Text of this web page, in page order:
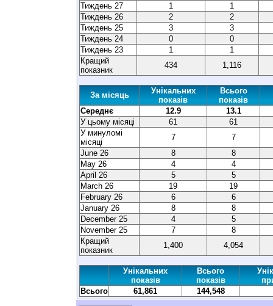
Тиждень 27
1
1
Тиждень 26
2
2
Тиждень 25
3
3
Тиждень 24
0
0
Тиждень 23
1
1
Кращий
показник
434 1,116
За місяць
Унікальних
показів
Всього
показів
Середнє
12.9
13.1
У цьому місяці
61
61
У минуломі
місяці
7
7
June 26
8
8
May 26
4
4
April 26
5
5
March 26
19
19
February 26
6
6
January 26
8
8
December 25
4
5
November 25
7
8
Кращий
показник
1,400 4,054
Унікальних
показів
Всього
показів
Всього
61,861 144,548